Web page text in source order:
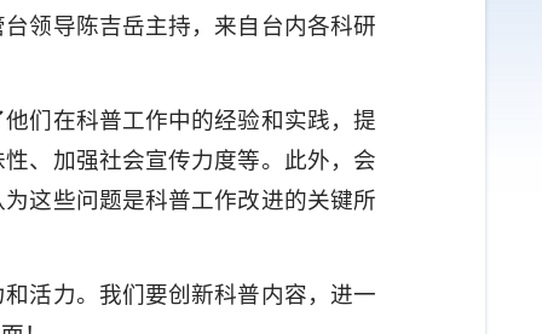
领导陈吉岳主持，来自台内各科研
们在科普工作中的经验和实践，提
、加强社会宣传力度等。此外，会
这些问题是科普工作改进的关键所
活力。我们要创新科普内容，进一